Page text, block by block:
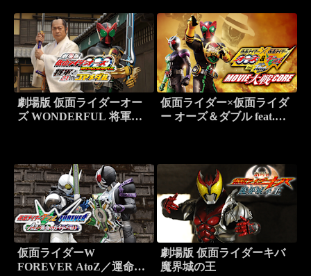
劇場版 仮面ライダーオー
ズ WONDERFUL 将軍と
仮面ライダー×仮面ライダ
ー オーズ＆ダブル feat.ス
仮面ライダーW
FOREVER AtoZ／運命の
劇場版 仮面ライダーキバ
魔界城の王